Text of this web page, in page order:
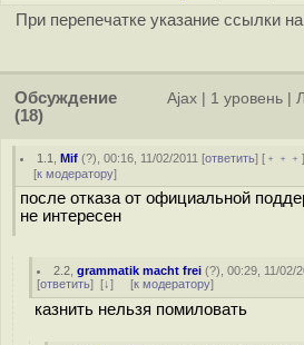
При перепечатке указание ссылки
Обсуждение
(18)
Ajax 1 уровень
1.1 ,Mif (?), 00:16, 11/02/2011 [ответить] [ ﹢﹢﹢
[к модератору]
после отказа от официальной
не интересен
2.2 ,grammatik macht frei (?), 00:29, 11/02/
[ответить] [↓] [к модератору]
казнить нельзя помиловать